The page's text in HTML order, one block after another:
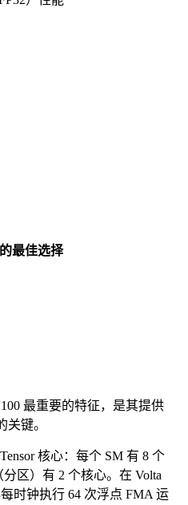
最佳选择
最重要的特征，是其提供
键。
核心：每个 SM 有 8 个
区）有 2 个核心。在 Volta
时钟执行 64 次浮点 FMA 运